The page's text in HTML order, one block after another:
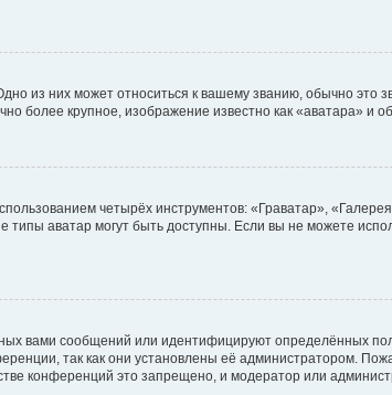
из них может относиться к вашему званию, обычно это
более крупное, изображение известно как «аватара» и
четырёх инструментов: «Граватар»,
типы аватар могут быть доступны. Если вы не можете
вами сообщений или идентифицируют определённых
так как они установлены её администратором.
конференций это запрещено, и модератор или